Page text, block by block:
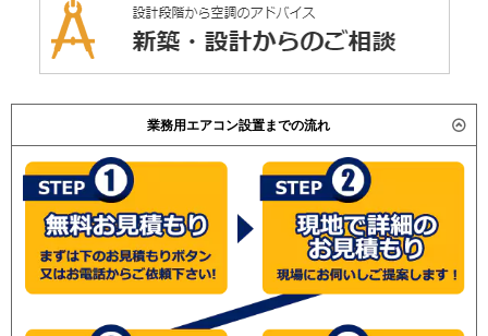
業務用エアコン設置までの流れ